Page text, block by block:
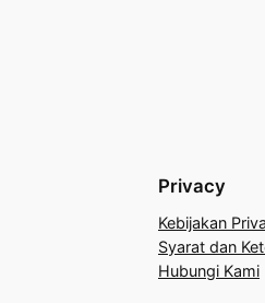
Privacy
Kebijakan
Syarat dan
Hubungi Kami